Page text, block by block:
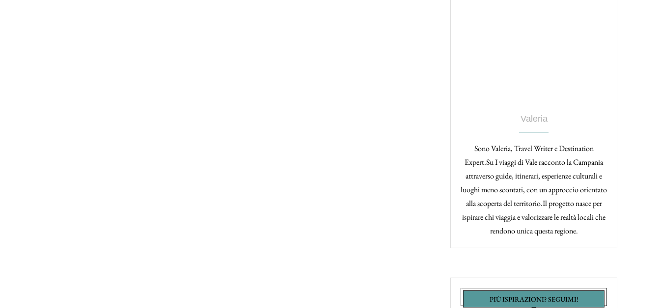
Valeria
Sono Valeria, Travel Writer e Destination
Expert.Su I viaggi di Vale racconto la Campania
attraverso guide, itinerari, esperienze culturali e
luoghi meno scontati, con un approccio orientato
alla scoperta del territorio.Il progetto nasce per
ispirare chi viaggia e valorizzare le realtà locali che
rendono unica questa regione.
PIÙ ISPIRAZIONI? SEGUIMI!